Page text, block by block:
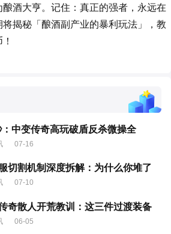
酒大亨。记住：真正的强者，永远在
揭秘「酿酒副产业的暴利玩法」，教
中变传奇高玩破盾反杀微操全
07-16
切割机制深度拆解：为什么你堆了
07-10
奇散人开荒教训：这三件过渡装备
06-05